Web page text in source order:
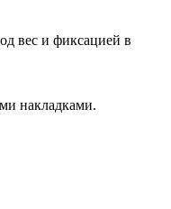
вес и фиксацией в
накладками.